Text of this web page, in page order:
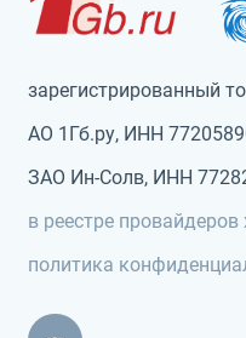
зарегистрированный
АО 1Гб.ру, ИНН
ЗАО Ин-Солв, ИНН
в реестре провайдеров
политика